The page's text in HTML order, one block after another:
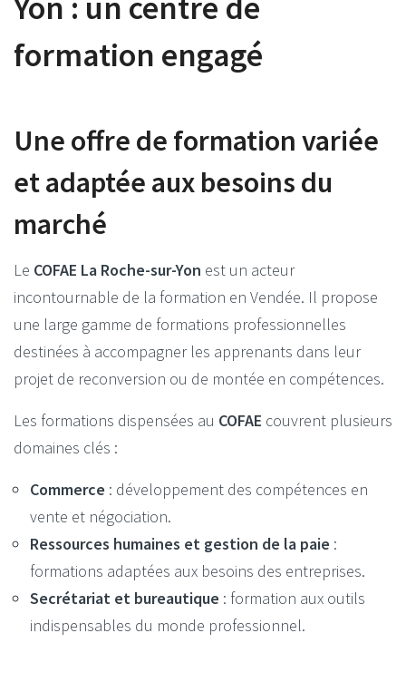
formation engagé
Une offre de formation variée
et adaptée aux besoins du
marché
Le COFAE La Roche-sur-Yon est un acteur
incontournable de la formation en Vendée. Il propose
une large gamme de formations professionnelles
destinées à accompagner les apprenants dans leur
projet de reconversion ou de montée en compétences.
Les formations dispensées au COFAE couvrent plusieurs
domaines clés :
Commerce : développement des compétences en
vente et négociation.
Ressources humaines et gestion de la paie :
formations adaptées aux besoins des entreprises.
Secrétariat et bureautique : formation aux outils
indispensables du monde professionnel.